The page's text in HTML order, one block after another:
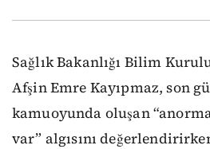
Sağlık Bakanlığı Bilim
Afşin Emre Kayıpmaz, son
kamuoyunda oluşan
var” algısını